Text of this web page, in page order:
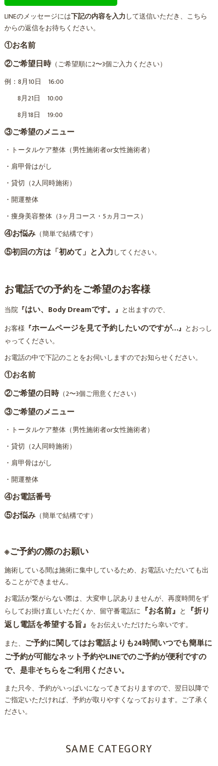
LINEのメッセージには下記の内容を入力して送信いただき、こちら
からの返信をお待ちください。
①お名前
②ご希望日時（ご希望順に2〜3個ご入力ください）
例：8月10日 16:00
8月21日 10:00
8月18日 19:00
③ご希望のメニュー
・トータルケア整体（男性施術者or女性施術者）
・肩甲骨はがし
・貸切（2人同時施術）
・開運整体
・痩身美容整体（3ヶ月コース・5ヵ月コース）
④お悩み（簡単で結構です）
⑤初回の方は「初めて」と入力してください。
お電話での予約をご希望のお客様
当院『はい、Body Dreamです。 』 と出ますので、
お客様 『ホームページを見て予約したいのですが…』 とおっし
ゃってください。
お電話の中で下記のことをお伺いしますのでお知らせください。
①お名前
②ご希望の日時（2〜3個ご用意ください）
③ご希望のメニュー
・トータルケア整体（男性施術者or女性施術者）
・貸切（2人同時施術）
・肩甲骨はがし
・開運整体
④お電話番号
⑤お悩み（簡単で結構です）
※ご予約の際のお願い
施術している間は施術に集中しているため、お電話いただいても出
ることができません。
お電話が繋がらない際は、大変申し訳ありませんが、再度時間をず
らしてお掛け直しいただくか、留守番電話に 『お名前』 と 『折り
返し電話を希望する旨』 をお伝えいただけたら幸いです。
また、 ご予約に関してはお電話よりも24時間いつでも簡単に
ご予約が可能なネット予約やLINEでのご予約が便利ですの
で、是非そちらをご利用ください。
また只今、予約がいっぱいになってきておりますので、翌日以降で
ご指定いただければ、予約が取りやすくなっております。ご了承く
ださい。
SAME CATEGORY